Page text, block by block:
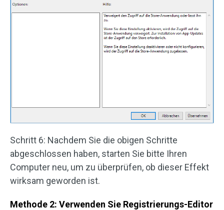
Schritt 6: Nachdem Sie die obigen Schritte
abgeschlossen haben, starten Sie bitte Ihren
Computer neu, um zu überprüfen, ob dieser Effekt
wirksam geworden ist.
Methode 2: Verwenden Sie Registrierungs-Editor